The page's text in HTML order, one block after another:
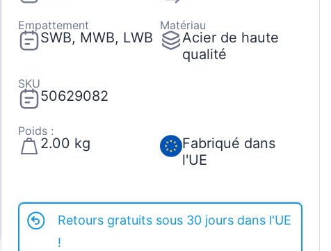
Empattement
SWB, MWB, LWB
Matériau
Acier de haute
qualité
SKU
50629082
Poids :
2.00 kg
Fabriqué dans
l'UE
Retours gratuits sous 30 jours dans l'UE
!